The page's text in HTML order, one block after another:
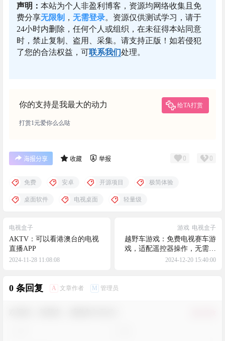
声明： 本站为个人非盈利博客，资源均网络收集且免
费分享无限制 ， 无需登录。资源仅供测试学习，请于
24小时内删除，任何个人或组织，在未征得本站同意
时，禁止复制、盗用、采集。请支持正版！如若侵犯
了您的合法权益，可联系我们处理。
你的支持是我最大的动力 给TA打赏
打赏1元爱你么么哒
海报分享 收藏 举报 0 0
免费 安卓 开源项目 极简体验
桌面软件 电视桌面 轻量级
电视盒子
AKTV：可以看港澳台的电视
直播APP
2024-11-28 11:08:08
游戏 电视盒子
越野车游戏：免费电视赛车游
戏，适配遥控器操作，无需联
网即可在电视上享受游戏乐
2024-12-20 15:40:00
0 条回复 A 文章作者 M 管理员